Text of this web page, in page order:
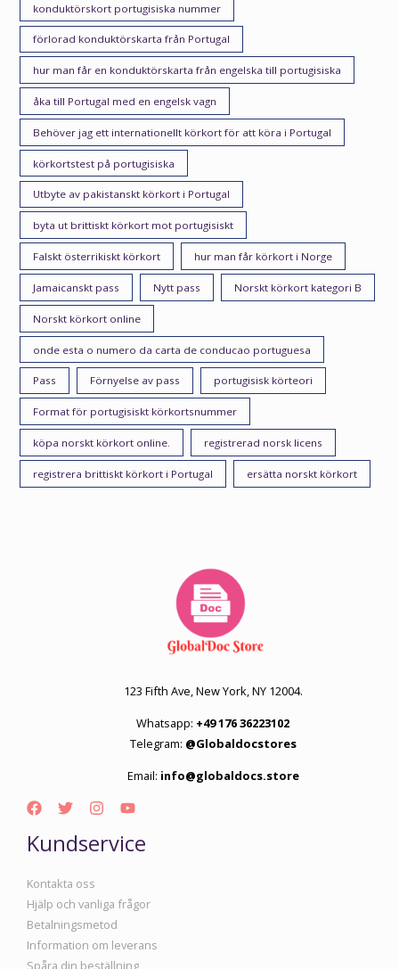
konduktörskort portugisiska nummer
förlorad konduktörskarta från Portugal
hur man får en konduktörskarta från engelska till portugisiska
åka till Portugal med en engelsk vagn
Behöver jag ett internationellt körkort för att köra i Portugal
körkortstest på portugisiska
Utbyte av pakistanskt körkort i Portugal
byta ut brittiskt körkort mot portugisiskt
Falskt österrikiskt körkort hur man får körkort i Norge
Jamaicanskt pass Nytt pass Norskt körkort kategori B
Norskt körkort online
onde esta o numero da carta de conducao portuguesa
Pass Förnyelse av pass portugisisk körteori
Format för portugisiskt körkortsnummer
köpa norskt körkort online. registrerad norsk licens
registrera brittiskt körkort i Portugal ersätta norskt körkort
123 Fifth Ave, New York, NY 12004.
Whatsapp: +49 176 36223102
Telegram: @Globaldocstores
Email: info@globaldocs.store
Kundservice
Kontakta oss
Hjälp och vanliga frågor
Betalningsmetod
Information om leverans
Spåra din beställning